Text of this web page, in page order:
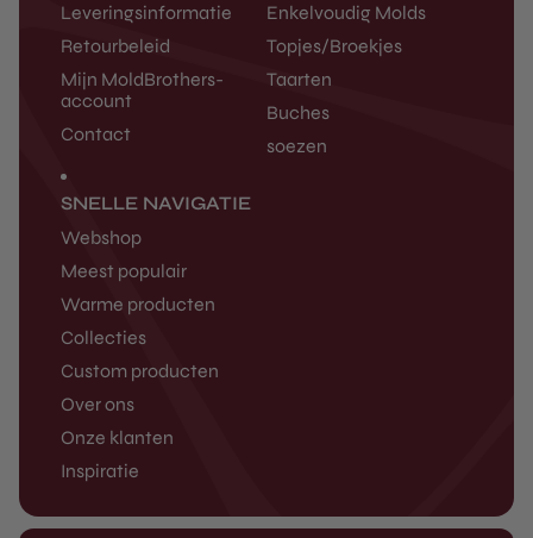
Leveringsinformatie
Retourbeleid
Mijn MoldBrothers-
account
Contact
Enkelvoudig Molds
Topjes/Broekjes
Taarten
Buches
soezen
SNELLE NAVIGATIE
Webshop
Meest populair
Warme producten
Collecties
Custom producten
Over ons
Onze klanten
Inspiratie